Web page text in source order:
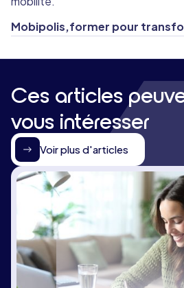
Mobipolis,former pour
Ces articles
vous intéresser
Voir plus d'articles